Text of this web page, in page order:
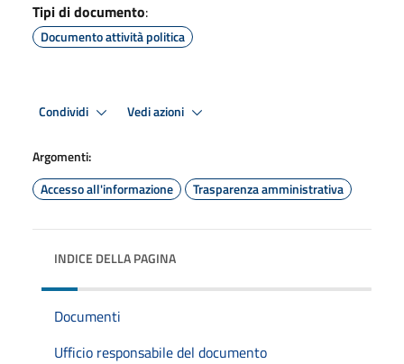
Tipi di documento:
Documento attività politica
Condividi Vedi azioni
Argomenti:
Accesso all'informazione
Trasparenza amministrativa
INDICE DELLA PAGINA
Documenti
Ufficio responsabile del documento